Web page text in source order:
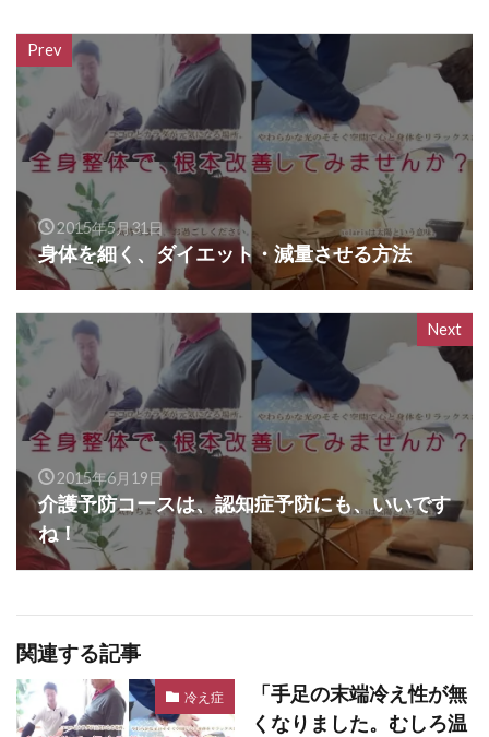
Prev
2015年5月31日
身体を細く、ダイエット・減量させる方法
Next
2015年6月19日
介護予防コースは、認知症予防にも、いいです
ね！
関連する記事
冷え症
「手足の末端冷え性が無
くなりました。むしろ温